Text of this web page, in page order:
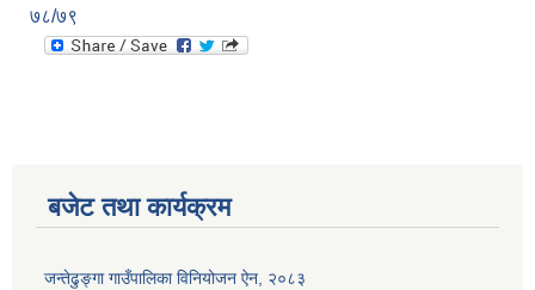
७८/७९
बजेट तथा कार्यक्रम
जन्तेढुङ्गा गाउँपालिका विनियोजन ऐन, २०८३